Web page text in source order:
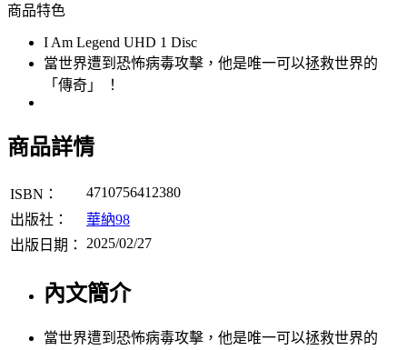
商品特色
I Am Legend UHD 1 Disc
當世界遭到恐怖病毒攻擊，他是唯一可以拯救世界的
「傳奇」 ！
商品詳情
ISBN：
4710756412380
出版社：
華納98
出版日期：
2025/02/27
內文簡介
當世界遭到恐怖病毒攻擊，他是唯一可以拯救世界的